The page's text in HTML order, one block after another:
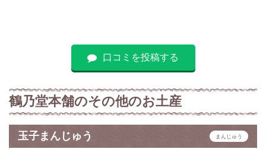
口コミを投稿する
鶴乃堂本舗のその他のお土産
玉子まんじゅう まんじゅう